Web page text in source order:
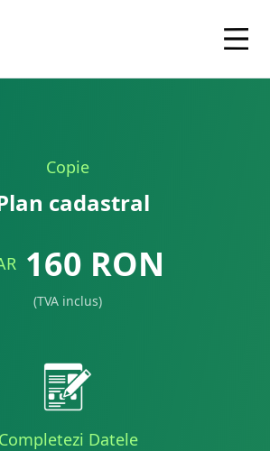
Copie
cadastral
160 RON
(TVA inclus)
Completezi Datele